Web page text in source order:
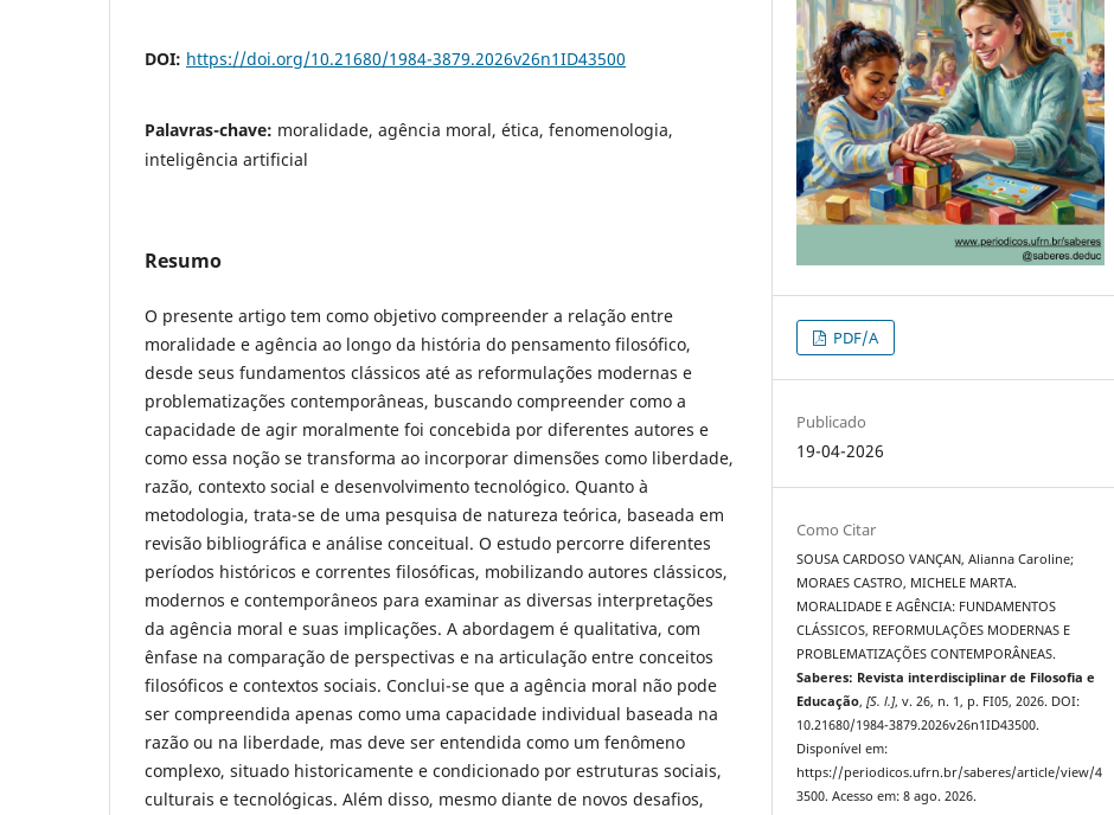
DOI: https://doi.org/10.21680/1984-3879.2026v26n1ID43500
Palavras-chave: moralidade, agência moral, ética, fenomenologia,
inteligência artificial
Resumo
O presente artigo tem como objetivo compreender a relação entre
moralidade e agência ao longo da história do pensamento filosófico,
desde seus fundamentos clássicos até as reformulações modernas e
problematizações contemporâneas, buscando compreender como a
capacidade de agir moralmente foi concebida por diferentes autores e
como essa noção se transforma ao incorporar dimensões como liberdade,
razão, contexto social e desenvolvimento tecnológico. Quanto à
metodologia, trata-se de uma pesquisa de natureza teórica, baseada em
revisão bibliográfica e análise conceitual. O estudo percorre diferentes
períodos históricos e correntes filosóficas, mobilizando autores clássicos,
modernos e contemporâneos para examinar as diversas interpretações
da agência moral e suas implicações. A abordagem é qualitativa, com
ênfase na comparação de perspectivas e na articulação entre conceitos
filosóficos e contextos sociais. Conclui-se que a agência moral não pode
ser compreendida apenas como uma capacidade individual baseada na
razão ou na liberdade, mas deve ser entendida como um fenômeno
complexo, situado historicamente e condicionado por estruturas sociais,
culturais e tecnológicas. Além disso, mesmo diante de novos desafios,
PDF/A
Publicado
19-04-2026
Como Citar
SOUSA CARDOSO VANÇAN, Alianna Caroline;
MORAES CASTRO, MICHELE MARTA.
MORALIDADE E AGÊNCIA: FUNDAMENTOS
CLÁSSICOS, REFORMULAÇÕES MODERNAS E
PROBLEMATIZAÇÕES CONTEMPORÂNEAS.
Saberes: Revista interdisciplinar de Filosofia e
Educação,[S. l.], v. 26, n. 1, p. FI05, 2026. DOI:
10.21680/1984-3879.2026v26n1ID43500.
Disponível em:
https://periodicos.ufrn.br/saberes/article/view/4
3500. Acesso em: 8 ago. 2026.